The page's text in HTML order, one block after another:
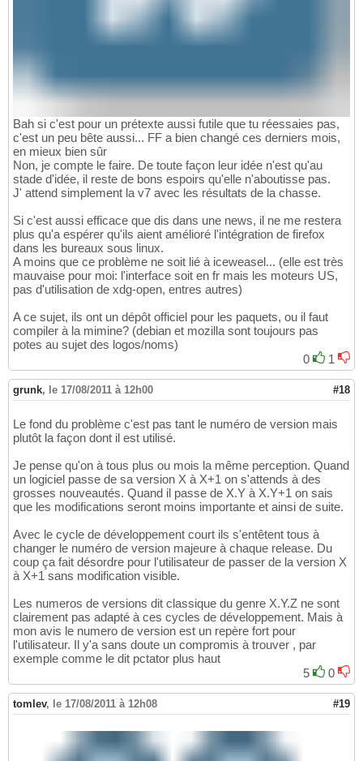
Bah si c'est pour un prétexte aussi futile que tu réessaies pas,
c'est un peu bête aussi... FF a bien changé ces derniers mois,
en mieux bien sûr
Non, je compte le faire. De toute façon leur idée n'est qu'au
stade d'idée, il reste de bons espoirs qu'elle n'aboutisse pas.
J' attend simplement la v7 avec les résultats de la chasse.
Si c'est aussi efficace que dis dans une news, il ne me restera
plus qu'a espérer qu'ils aient amélioré l'intégration de firefox
dans les bureaux sous linux.
A moins que ce problème ne soit lié à iceweasel... (elle est très
mauvaise pour moi: l'interface soit en fr mais les moteurs US,
pas d'utilisation de xdg-open, entres autres)
A ce sujet, ils ont un dépôt officiel pour les paquets, ou il faut
compiler à la mimine? (debian et mozilla sont toujours pas
potes au sujet des logos/noms)
0
1
grunk, le 17/08/2011 à 12h00 #18
Le fond du problème c'est pas tant le numéro de version mais
plutôt la façon dont il est utilisé.
Je pense qu'on à tous plus ou mois la même perception. Quand
un logiciel passe de sa version X à X+1 on s'attends à des
grosses nouveautés. Quand il passe de X.Y à X.Y+1 on sais
que les modifications seront moins importante et ainsi de suite.
Avec le cycle de développement court ils s'entêtent tous à
changer le numéro de version majeure à chaque release. Du
coup ça fait désordre pour l'utilisateur de passer de la version X
à X+1 sans modification visible.
Les numeros de versions dit classique du genre X.Y.Z ne sont
clairement pas adapté à ces cycles de développement. Mais à
mon avis le numero de version est un repère fort pour
l'utilisateur. Il y'a sans doute un compromis à trouver , par
exemple comme le dit pctator plus haut
5
0
tomlev, le 17/08/2011 à 12h08 #19